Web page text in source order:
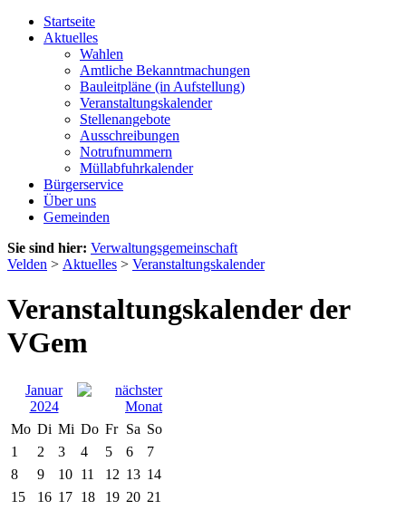
Startseite
Aktuelles
Wahlen
Amtliche Bekanntmachungen
Bauleitpläne (in Aufstellung)
Veranstaltungskalender
Stellenangebote
Ausschreibungen
Notrufnummern
Müllabfuhrkalender
Bürgerservice
Über uns
Gemeinden
Sie sind hier: Verwaltungsgemeinschaft
Velden > Aktuelles > Veranstaltungskalender
Veranstaltungskalender der
VGem
Januar
2024
Mo Di Mi Do Fr Sa So
1
2 3 4 5 6
7
8
9 10 11 12 13 14
15
16 17 18 19 20 21